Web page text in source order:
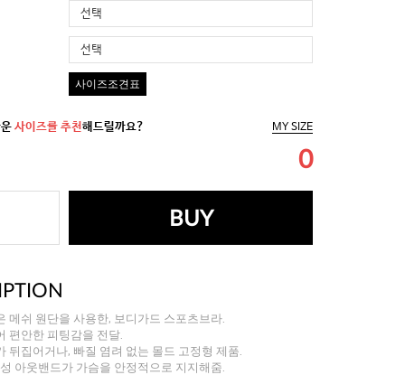
선택
선택
사이즈조견표
사이즈를 추천해드릴까요? MY SIZE
0
BUY
메쉬 원단을 사용한, 보디가드 스포츠브라.
편안한 피팅감을 전달.
뒤집어거나, 빠질 염려 없는 몰드 고정형 제품.
아웃밴드가 가슴을 안정적으로 지지해줌.